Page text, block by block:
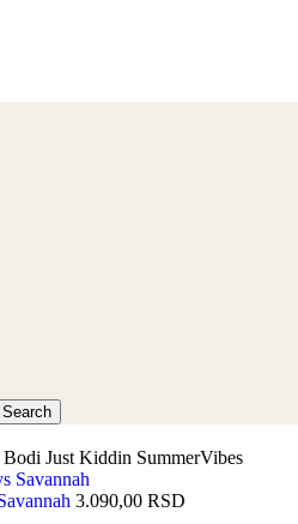
Search
Bodi Just Kiddin SummerVibes
3.090,00 RSD